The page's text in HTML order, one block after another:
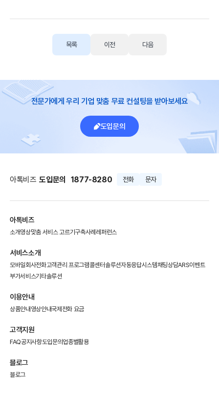
목록 이전 다음
전문가에게 우리 기업 맞춤 무료 컨설팅을 받아보세요
도입문의
아톡비즈 도입문의 1877-8280 전화 문자
아톡비즈
소개영상맞춤 서비스 고르기구축사례 레퍼런스
서비스소개
모바일회사전화고객관리 프로그램콜센터솔루션자동응답시스템채팅상담ARS이벤트
부가서비스기타솔루션
이용안내
상품안내 영상안내국제전화 요금
고객지원
FAQ공지사항도입문의 업종별활용
블로그
블로그